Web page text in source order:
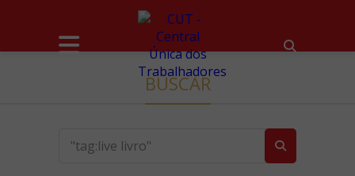
BUSCAR